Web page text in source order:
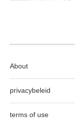
About
privacybeleid
terms of use